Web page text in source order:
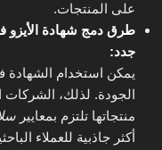
على المنتجات.
طرق دمج شهادة الأيزو
جدد:
يمكن استخدام الشهادة
الجودة. لذلك، الشركات
منتجاتها تلتزم بمعايير
أكثر جاذبية للعملاء